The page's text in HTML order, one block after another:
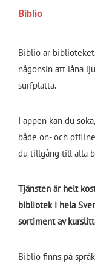
Biblio
Biblio är
någonsin att låna
surfplatta.
I appen kan du
både on- och
du tillgång till alla
Tjänsten är helt
bibliotek i hela
sortiment av
Biblio finns på